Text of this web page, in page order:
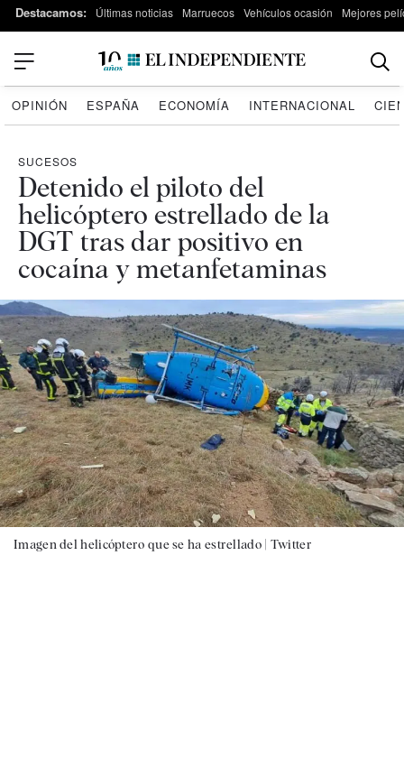
Destacamos: Últimas noticias Marruecos Vehículos ocasión Mejores
OPINIÓN ESPAÑA ECONOMÍA INTERNACIONAL
SUCESOS
Detenido el piloto del
helicóptero estrellado de la
DGT tras dar positivo en
cocaína y metanfetaminas
Imagen del helicóptero que se ha estrellado | Twitter